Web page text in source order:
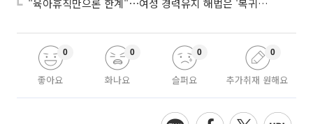
좋아요
0
화나요
0
슬퍼요
0
추가취재 원해요
0